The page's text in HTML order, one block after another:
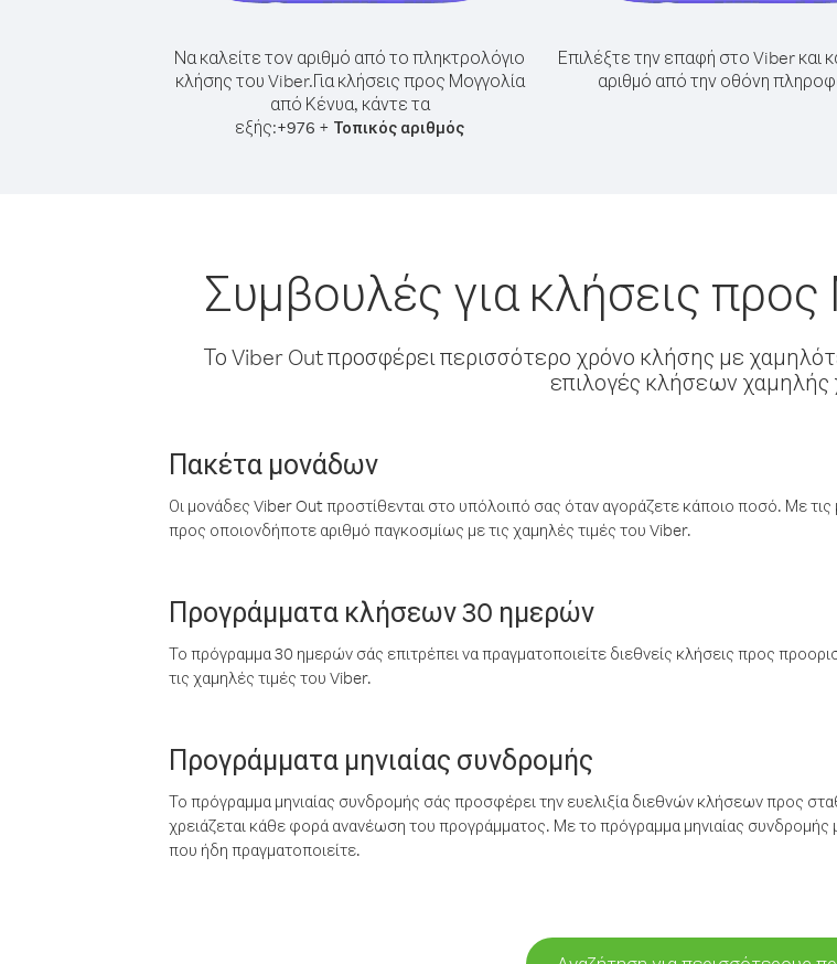
Να καλείτε τον αριθμό από το πληκτρολόγιο
κλήσης του Viber.Για κλήσεις προς Μογγολία
από Κένυα, κάντε τα
εξής:+976 + Τοπικός αριθμός
Επιλέξτε την επαφή στο Viber και
αριθμό από την οθόνη
Συμβουλές για κλήσεις
Το Viber Out προσφέρει περισσότερο χρόνο κλήσης με
επιλογές κλήσεων
Πακέτα μονάδων
Οι μονάδες Viber Out προστίθενται στο υπόλοιπό σας όταν αγοράζετε κάποιο ποσό. Με
προς οποιονδήποτε αριθμό παγκοσμίως με τις χαμηλές τιμές του Viber.
Προγράμματα κλήσεων 30 ημερών
Το πρόγραμμα 30 ημερών σάς επιτρέπει να πραγματοποιείτε διεθνείς κλήσεις προς
τις χαμηλές τιμές του Viber.
Προγράμματα μηνιαίας συνδρομής
Το πρόγραμμα μηνιαίας συνδρομής σάς προσφέρει την ευελιξία διεθνών κλήσεων προς
χρειάζεται κάθε φορά ανανέωση του προγράμματος. Με το πρόγραμμα μηνιαίας συνδρομής
που ήδη πραγματοποιείτε.